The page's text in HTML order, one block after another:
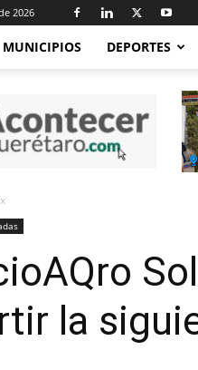
2026
MUNICIPIOS DEPORTES
la